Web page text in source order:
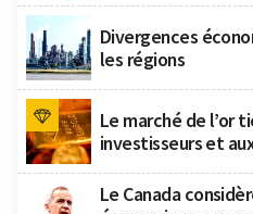
Divergences
les régions
Le marché de l’or
investisseurs et
Le Canada